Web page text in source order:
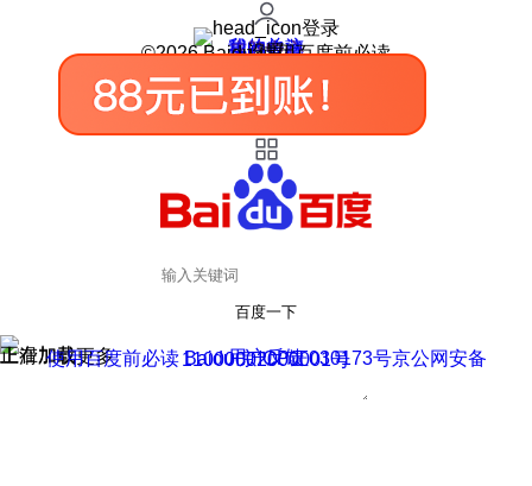
登录
我的关注
我的收藏
皮肤中心
用户反馈
设置
©2026 Baidu 使用百度前必读
百度一下
正在加载
上滑加载更多 用户反馈
使用百度前必读 Baidu 京ICP证030173号
京公网安备11000002000001号